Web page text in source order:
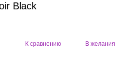
Black
К сравнению В желания